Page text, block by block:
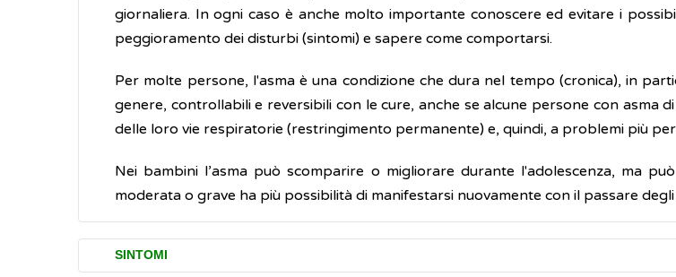
giornaliera. In ogni caso è anche molto importante conoscere ed evitare i
peggioramento dei disturbi (sintomi) e sapere come comportarsi.
Per molte persone, l'asma è una condizione che dura nel tempo (cronica), in
genere, controllabili e reversibili con le cure, anche se alcune persone con asma
delle loro vie respiratorie (restringimento permanente) e, quindi, a problemi più
Nei bambini l’asma può scomparire o migliorare durante l'adolescenza, ma
moderata o grave ha più possibilità di manifestarsi nuovamente con il passare degli
SINTOMI